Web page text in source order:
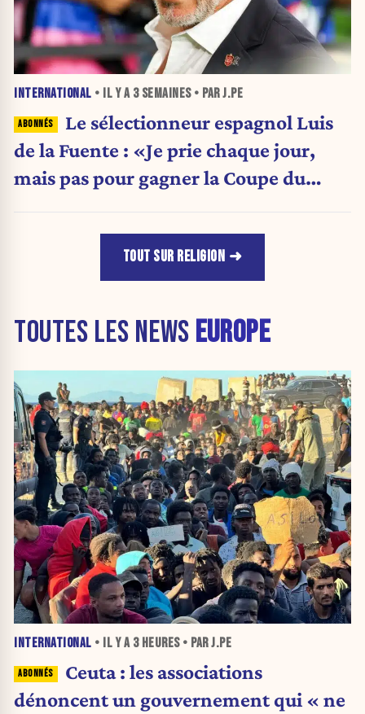
INTERNATIONAL • IL Y A 3 SEMAINES• PAR J.PE
Le sélectionneur espagnol Luis
de la Fuente : «Je prie chaque jour,
mais pas pour gagner la Coupe du
TOUT SUR RELIGION
TOUTES LES NEWS EUROPE
INTERNATIONAL • IL Y A 3 HEURES• PAR J.PE
Ceuta : les associations
dénoncent un gouvernement qui « ne